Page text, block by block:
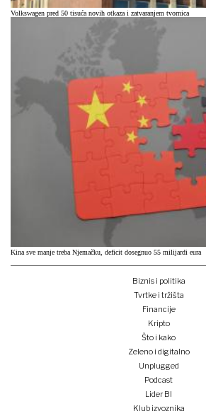
Volkswagen pred 50 tisuća novih otkaza i zatvaranjem tvornica
Kina sve manje treba Njemačku, deficit dosegnuo 55 milijardi eura
Biznis i politika
Tvrtke i tržišta
Financije
Kripto
Što i kako
Zeleno i digitalno
Unplugged
Podcast
Lider BI
Klub izvoznika